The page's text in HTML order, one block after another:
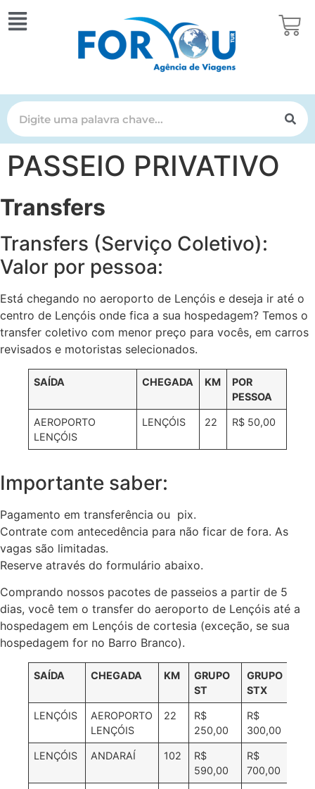
PASSEIO PRIVATIVO
Transfers
Transfers (Serviço Coletivo):
Valor por pessoa:
Está chegando no aeroporto de Lençóis e deseja ir até o
centro de Lençóis onde fica a sua hospedagem? Temos o
transfer coletivo com menor preço para vocês, em carros
revisados e motoristas selecionados.
SAÍDA CHEGADA KM
POR
PESSOA
AEROPORTO
LENÇÓIS
LENÇÓIS 22 R$ 50,00
Importante saber:
Pagamento em transferência ou pix.
Contrate com antecedência para não ficar de fora. As
vagas são limitadas.
Reserve através do formulário abaixo.
Comprando nossos pacotes de passeios a partir de 5
dias, você tem o transfer do aeroporto de Lençóis até a
hospedagem em Lençóis de cortesia (exceção, se sua
hospedagem for no Barro Branco).
SAÍDA CHEGADA KM
GRUPO
ST
GRUPO
STX
LENÇÓIS
AEROPORTO
LENÇÓIS
22
R$
250,00
R$
300,00
LENÇÓIS ANDARAÍ 102
R$
590,00
R$
700,00